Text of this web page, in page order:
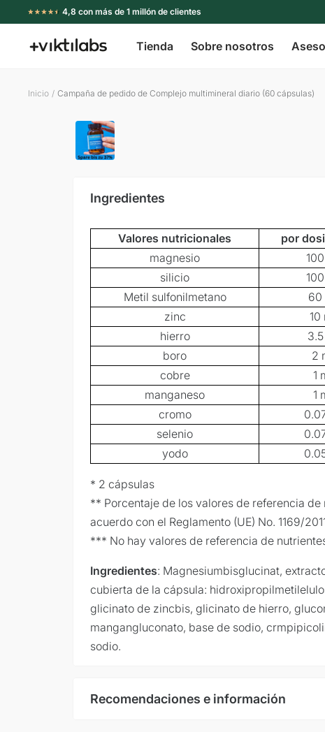
directamente
4,8 con más de 1 millón de clientes
Tienda Sobre nosotros
Viktilabs
Inicio Campaña de pedido de Complejo multimineral diario (60 cápsulas)
Ingredientes
Valores nutricionales por
magnesio
silicio
Metil sulfonilmetano
60
zinc
10
hierro
boro
2
cobre
1
manganeso
1
cromo
selenio
yodo
* 2 cápsulas
** Porcentaje de los valores de referencia de
acuerdo con el Reglamento (UE) No. 1169/
*** No hay valores de referencia de
Ingredientes: Magnesiumbisglucinat,
cubierta de la cápsula:
glicinato de zincbis, glicinato de hierro,
mangangluconato, base de sodio,
sodio.
Recomendaciones e información